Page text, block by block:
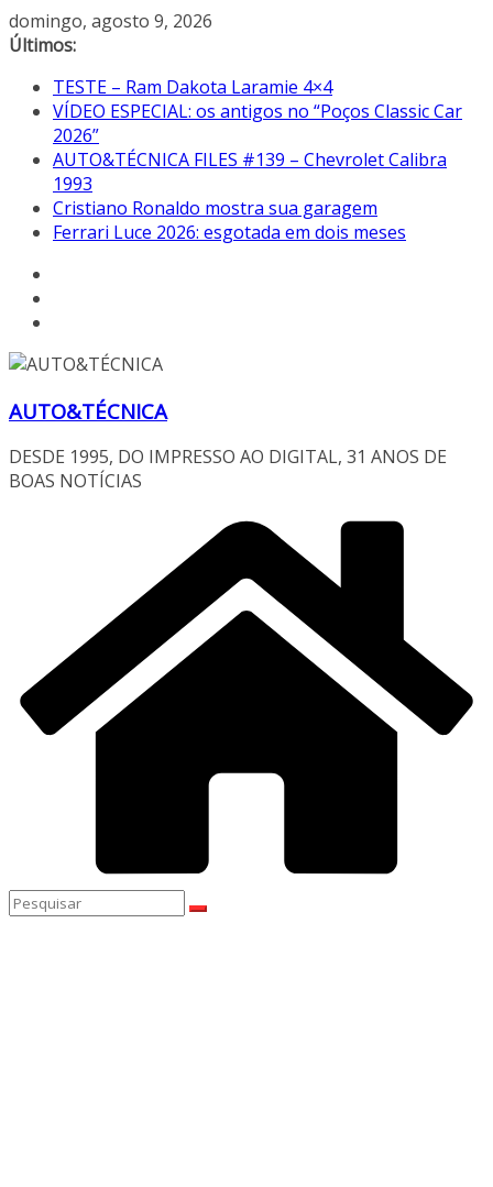
Pular
para
conteúdo
domingo, agosto 9, 2026
Últimos:
TESTE – Ram Dakota Laramie 4×4
VÍDEO ESPECIAL: os antigos no “Poços Classic Car
2026”
AUTO&TÉCNICA FILES #139 – Chevrolet Calibra
1993
Cristiano Ronaldo mostra sua garagem
Ferrari Luce 2026: esgotada em dois meses
AUTO&TÉCNICA
DESDE 1995, DO IMPRESSO AO DIGITAL, 31 ANOS DE
BOAS NOTÍCIAS